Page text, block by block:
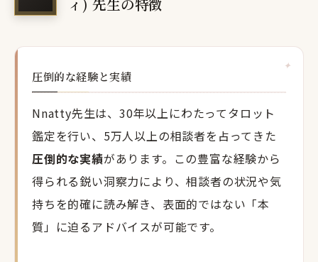
ィ) 先生の特徴
圧倒的な経験と実績
Nnatty先生は、30年以上にわたってタロット
鑑定を行い、5万人以上の相談者を占ってきた
圧倒的な実績があります。この豊富な経験から
得られる鋭い洞察力により、相談者の状況や気
持ちを的確に読み解き、表面的ではない「本
質」に迫るアドバイスが可能です。